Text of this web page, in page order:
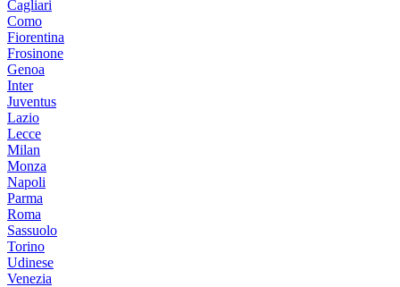
Cagliari
Como
Fiorentina
Frosinone
Genoa
Inter
Juventus
Lazio
Lecce
Milan
Monza
Napoli
Parma
Roma
Sassuolo
Torino
Udinese
Venezia